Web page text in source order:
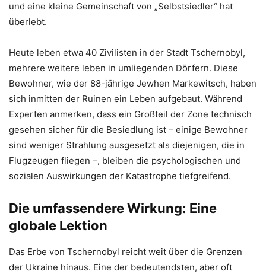
und eine kleine Gemeinschaft von „Selbstsiedler“ hat
überlebt.
Heute leben etwa 40 Zivilisten in der Stadt Tschernobyl,
mehrere weitere leben in umliegenden Dörfern. Diese
Bewohner, wie der 88-jährige Jewhen Markewitsch, haben
sich inmitten der Ruinen ein Leben aufgebaut. Während
Experten anmerken, dass ein Großteil der Zone technisch
gesehen sicher für die Besiedlung ist – einige Bewohner
sind weniger Strahlung ausgesetzt als diejenigen, die in
Flugzeugen fliegen –, bleiben die psychologischen und
sozialen Auswirkungen der Katastrophe tiefgreifend.
Die umfassendere Wirkung: Eine
globale Lektion
Das Erbe von Tschernobyl reicht weit über die Grenzen
der Ukraine hinaus. Eine der bedeutendsten, aber oft